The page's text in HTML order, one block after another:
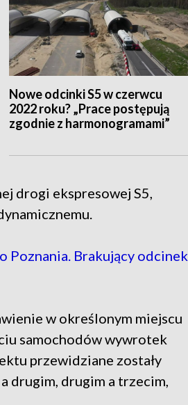
Nowe odcinki S5 w czerwcu
2022 roku? „Prace postępują
zgodnie z harmonogramami”
drogi ekspresowej S5,
Poznania. Brakujący odcinek
w określonym miejscu
samochodów wywrotek
przewidziane zostały
drugim, drugim a trzecim,